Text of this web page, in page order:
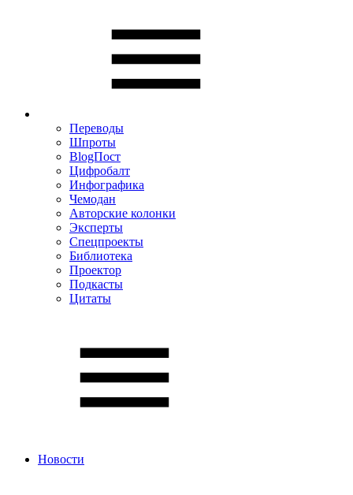
Переводы
Шпроты
BlogПост
Цифробалт
Инфографика
Чемодан
Авторские колонки
Эксперты
Спецпроекты
Библиотека
Проектор
Подкасты
Цитаты
Новости